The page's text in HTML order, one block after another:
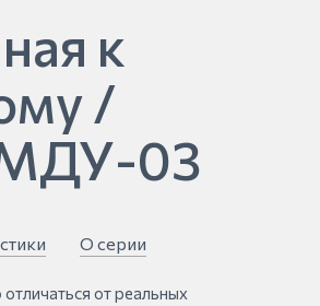
к
/
03
О серии
от реальных